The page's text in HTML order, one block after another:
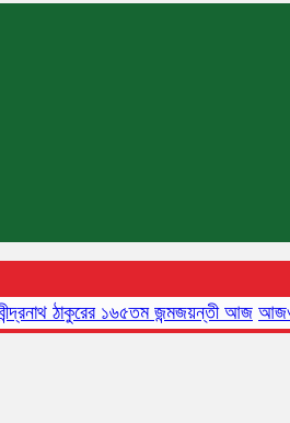
ঠাকুরের ১৬৫তম জন্মজয়ন্তী আজ আজও